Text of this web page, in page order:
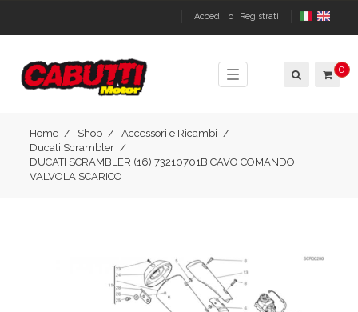
Accedi o Registrati
Toggle
navigation
0
Home Shop
Accessori e Ricambi
Ducati Scrambler
DUCATI SCRAMBLER (16) 73210701B CAVO COMANDO
VALVOLA SCARICO